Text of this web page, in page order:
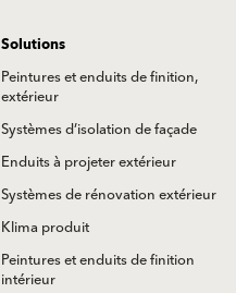
Solutions
Peintures et enduits de finition,
extérieur
Systèmes d’isolation de façade
Enduits à projeter extérieur
Systèmes de rénovation extérieur
Klima produit
Peintures et enduits de finition
intérieur